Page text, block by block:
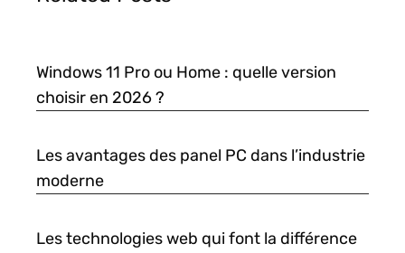
Windows 11 Pro ou Home : quelle version
choisir en 2026 ?
Les avantages des panel PC dans l’industrie
moderne
Les technologies web qui font la différence